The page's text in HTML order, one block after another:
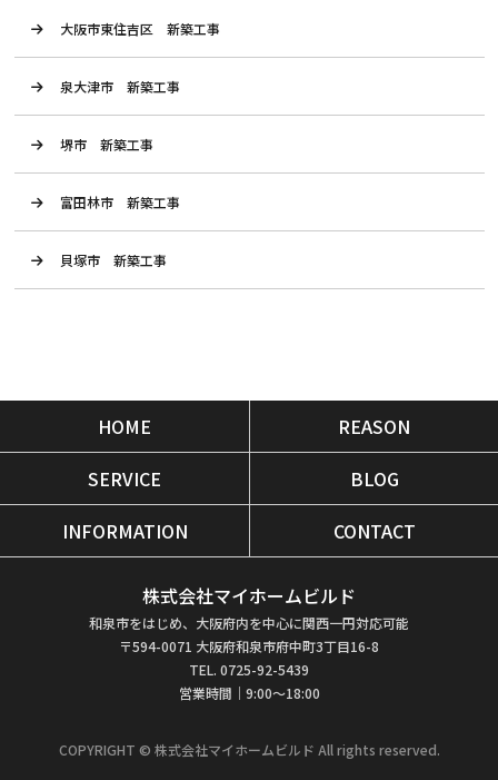
大阪市東住吉区 新築工事
泉大津市 新築工事
堺市 新築工事
富田林市 新築工事
貝塚市 新築工事
HOME
REASON
SERVICE
BLOG
INFORMATION
CONTACT
株式会社マイホームビルド
和泉市をはじめ、大阪府内を中心に関西一円対応可能
〒594-0071 大阪府和泉市府中町3丁目16-8
TEL. 0725-92-5439
営業時間｜9:00～18:00
COPYRIGHT © 株式会社マイホームビルド All rights reserved.